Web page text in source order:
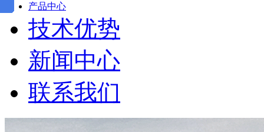
产品中心
技术优势
新闻中心
联系我们